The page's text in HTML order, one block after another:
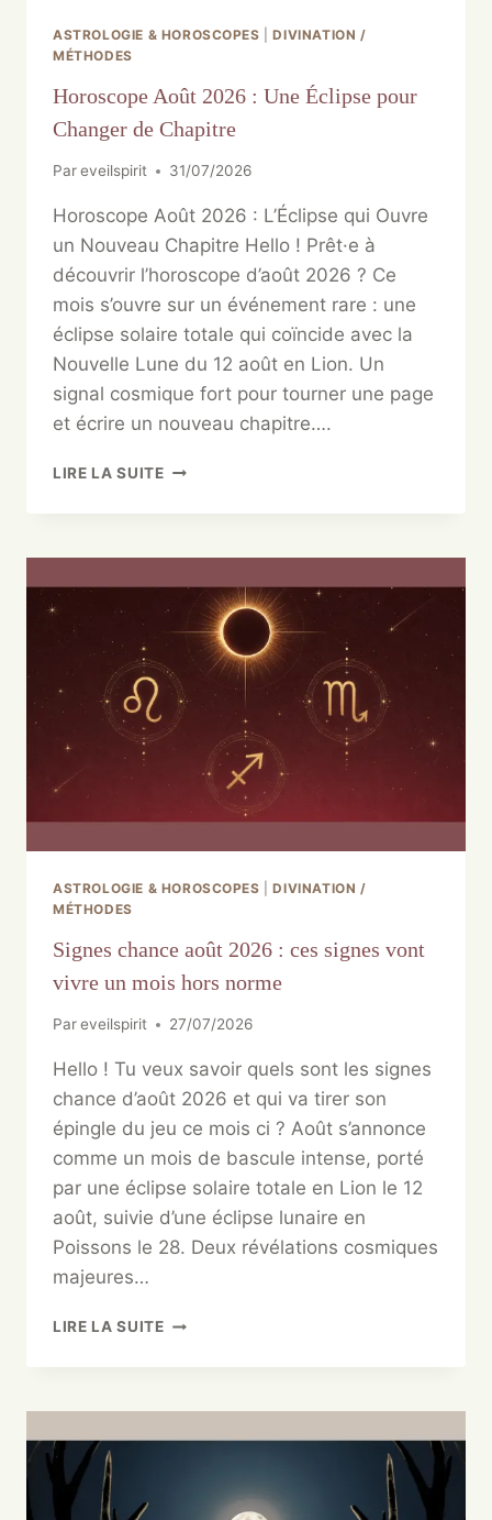
ASTROLOGIE & HOROSCOPES |DIVINATION /
MÉTHODES
Horoscope Août 2026 : Une Éclipse pour
Changer de Chapitre
Pareveilspirit 31/07/2026
Horoscope Août 2026 : L’Éclipse qui Ouvre
un Nouveau Chapitre Hello ! Prêt·e à
découvrir l’horoscope d’août 2026 ? Ce
mois s’ouvre sur un événement rare : une
éclipse solaire totale qui coïncide avec la
Nouvelle Lune du 12 août en Lion. Un
signal cosmique fort pour tourner une page
et écrire un nouveau chapitre….
LIRE LA SUITE
ASTROLOGIE & HOROSCOPES |DIVINATION /
MÉTHODES
Signes chance août 2026 : ces signes vont
vivre un mois hors norme
Pareveilspirit 27/07/2026
Hello ! Tu veux savoir quels sont les signes
chance d’août 2026 et qui va tirer son
épingle du jeu ce mois ci ? Août s’annonce
comme un mois de bascule intense, porté
par une éclipse solaire totale en Lion le 12
août, suivie d’une éclipse lunaire en
Poissons le 28. Deux révélations cosmiques
majeures…
LIRE LA SUITE